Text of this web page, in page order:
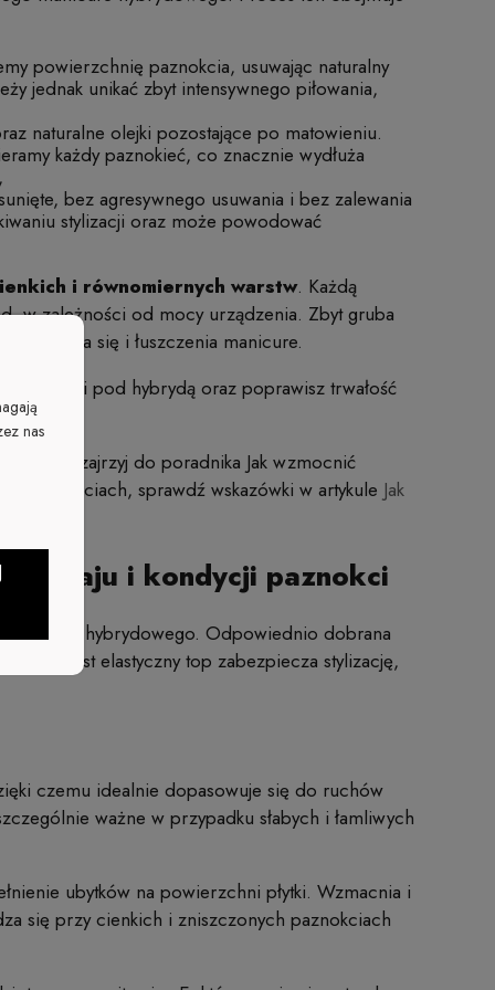
powierzchnię paznokcia, usuwając naturalny
jednak unikać zbyt intensywnego piłowania,
naturalne olejki pozostające po matowieniu.
każdy paznokieć, co znacznie wydłuża
bez agresywnego usuwania i bez zalewania
stylizacji oraz może powodować
i równomiernych warstw. Każdą
w zależności od mocy urządzenia. Zbyt gruba
się i łuszczenia manicure.
paznokci pod hybrydą oraz poprawisz trwałość
, zajrzyj do poradnika Jak wzmocnić
paznokciach, sprawdź wskazówki w artykule Jak
i kondycji paznokci
manicure hybrydowego. Odpowiednio dobrana
natomiast elastyczny top zabezpiecza stylizację,
czemu idealnie dopasowuje się do ruchów
ważne w przypadku słabych i łamliwych
ubytków na powierzchni płytki. Wzmacnia i
się przy cienkich i zniszczonych paznokciach
nas